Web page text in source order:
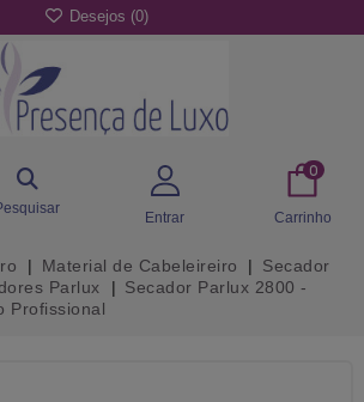
Desejos (0)
Entrar
0
Carrinho
Material de Cabeleireiro
Secador
Parlux
Secador Parlux 2800 -
Profissional